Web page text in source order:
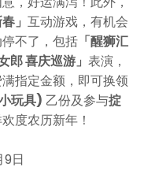
」 互动游戏，有机会
不了，包括 「醒狮汇
郎 喜庆巡游」 表演，
指定金额，即可换领
玩具) 乙份及参与掟
度农历新年！
9日